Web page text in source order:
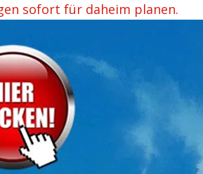
sofort für daheim planen.